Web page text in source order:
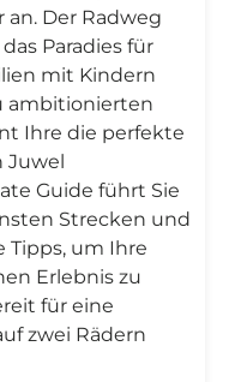
Der Radweg
Paradies für
mit Kindern
ambitionierten
Ihre die perfekte
Juwel
Guide führt Sie
Strecken und
um Ihre
Erlebnis zu
für eine
zwei Rädern